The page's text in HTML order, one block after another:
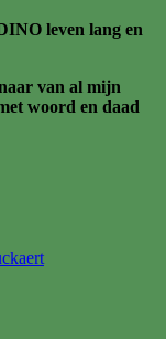
leven lang en
van al mijn
woord en daad